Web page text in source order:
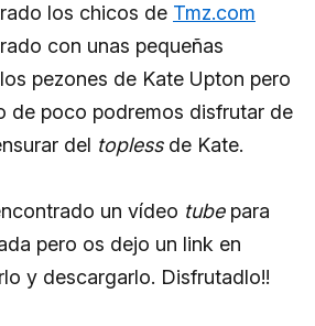
los chicos de Tmz.com
con unas pequeñas
pezones de Kate Upton pero
de poco podremos disfrutar de
del toplessde Kate.
un vídeo tubepara
pero os dejo un link en
y descargarlo. Disfrutadlo!!